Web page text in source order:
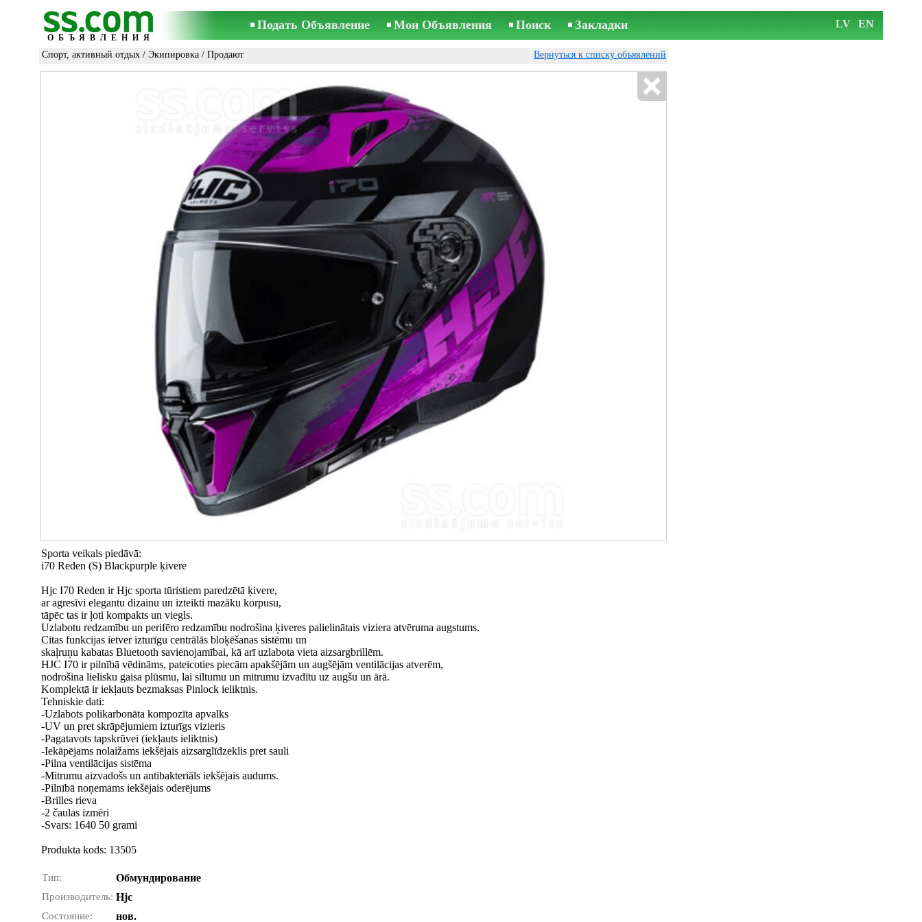
ОБЪЯВЛЕНИЯ
Подать Объявление Мои Объявления Поиск Закладки LV EN
Спорт, активный отдых / Экипировка / Продают Вернуться к списку объявлений
Sporta veikals piedāvā:
i70 Reden (S) Blackpurple ķivere
Hjc I70 Reden ir Hjc sporta tūristiem paredzētā ķivere,
ar agresīvi elegantu dizainu un izteikti mazāku korpusu,
tāpēc tas ir ļoti kompakts un viegls.
Uzlabotu redzamību un perifēro redzamību nodrošina ķiveres palielinātais viziera atvēruma augstums.
Citas funkcijas ietver izturīgu centrālās bloķēšanas sistēmu un
skaļruņu kabatas Bluetooth savienojamībai, kā arī uzlabota vieta aizsargbrillēm.
HJC I70 ir pilnībā vēdināms, pateicoties piecām apakšējām un augšējām ventilācijas atverēm,
nodrošina lielisku gaisa plūsmu, lai siltumu un mitrumu izvadītu uz augšu un ārā.
Komplektā ir iekļauts bezmaksas Pinlock ieliktnis.
Tehniskie dati:
-Uzlabots polikarbonāta kompozīta apvalks
-UV un pret skrāpējumiem izturīgs vizieris
-Pagatavots tapskrūvei (iekļauts ieliktnis)
-Iekāpējams nolaižams iekšējais aizsarglīdzeklis pret sauli
-Pilna ventilācijas sistēma
-Mitrumu aizvadošs un antibakteriāls iekšējais audums.
-Pilnībā noņemams iekšējais oderējums
-Brilles rieva
-2 čaulas izmēri
-Svars: 1640 50 grami
Produkta kods: 13505
Тип: Обмундирование
Производитель: Hjc
Состояние: нов.